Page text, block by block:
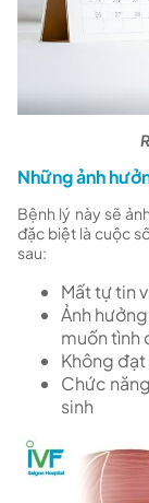
Những ảnh
Bệnh lý này sẽ
đặc biệt là cuộc
sau:
Mất tự tin
Ảnh
muốn tình
Không
Chức
sinh